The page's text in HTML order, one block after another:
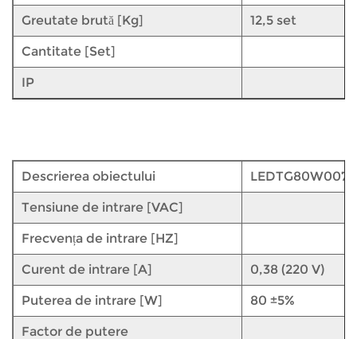
Greutate brută [Kg] 12,5 set
Cantitate [Set]
IP
Descrierea obiectului LEDTG80W007C
Tensiune de intrare [VAC]
Frecvența de intrare [HZ]
Curent de intrare [A] 0,38 (220 V)
Puterea de intrare [W] 80 ±5%
Factor de putere